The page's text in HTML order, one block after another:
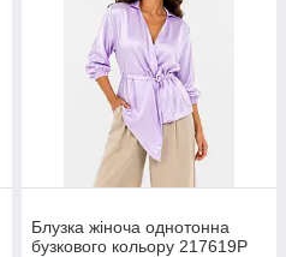
Блузка жіноча однотонна
бузкового кольору 217619P